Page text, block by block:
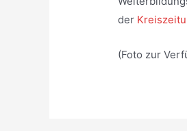
der
(Foto zur